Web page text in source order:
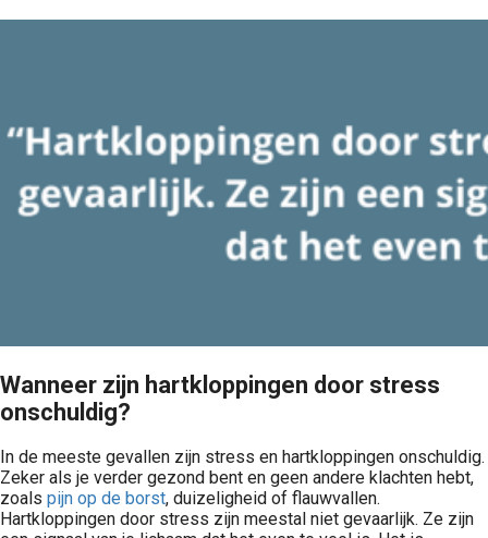
Wanneer zijn hartkloppingen door stress
onschuldig?
In de meeste gevallen zijn stress en hartkloppingen onschuldig.
Zeker als je verder gezond bent en geen andere klachten hebt,
zoals pijn op de borst, duizeligheid of flauwvallen.
Hartkloppingen door stress zijn meestal niet gevaarlijk. Ze zijn